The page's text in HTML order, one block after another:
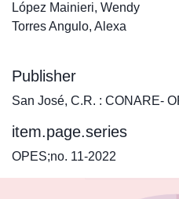
López Mainieri, Wendy
Torres Angulo, Alexa
Publisher
San José, C.R. : CONARE-
item.page.series
OPES;no. 11-2022